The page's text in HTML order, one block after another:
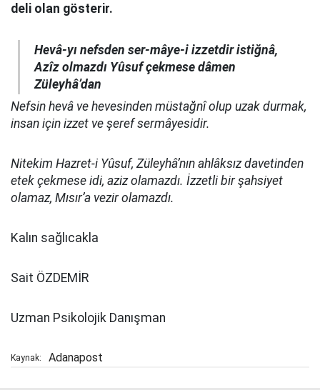
deli olan gösterir.
Hevâ-yı nefsden ser-mâye-i izzetdir istiğnâ,
Azîz olmazdı Yûsuf çekmese dâmen
Züleyhâ’dan
Nefsin hevâ ve hevesinden müstağnî olup uzak durmak,
insan için izzet ve şeref sermâyesidir.
Nitekim Hazret-i Yûsuf, Züleyhâ’nın ahlâksız davetinden
etek çekmese idi, aziz olamazdı. İzzetli bir şahsiyet
olamaz, Mısır’a vezir olamazdı.
Kalın sağlıcakla
Sait ÖZDEMİR
Uzman Psikolojik Danışman
Kaynak: Adanapost